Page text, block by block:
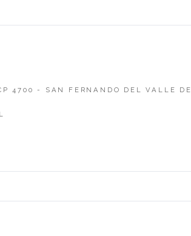
4700 - SAN FERNANDO DEL VALLE DE